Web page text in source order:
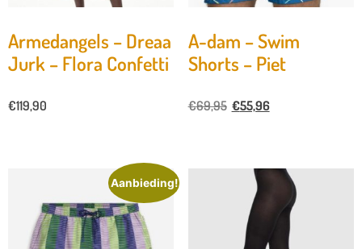
Armedangels – Dreaa
Jurk – Flora Confetti
€119,90
A-dam – Swim
Shorts – Piet
€69,95 €55,96
Aanbieding!